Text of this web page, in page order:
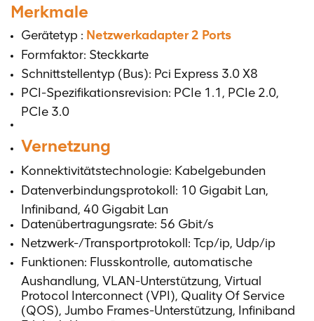
Merkmale
Gerätetyp : Netzwerkadapter 2 Ports
Formfaktor: Steckkarte
Schnittstellentyp (Bus): Pci Express 3.0 X8
PCI-Spezifikationsrevision: PCIe 1.1, PCIe 2.0,
PCIe 3.0
Vernetzung
Konnektivitätstechnologie: Kabelgebunden
Datenverbindungsprotokoll: 10 Gigabit Lan,
Infiniband, 40 Gigabit Lan
Datenübertragungsrate: 56 Gbit/s
Netzwerk-/Transportprotokoll: Tcp/ip, Udp/ip
Funktionen: Flusskontrolle, automatische
Aushandlung, VLAN-Unterstützung, Virtual
Protocol Interconnect (VPI), Quality Of Service
(QOS), Jumbo Frames-Unterstützung, Infiniband